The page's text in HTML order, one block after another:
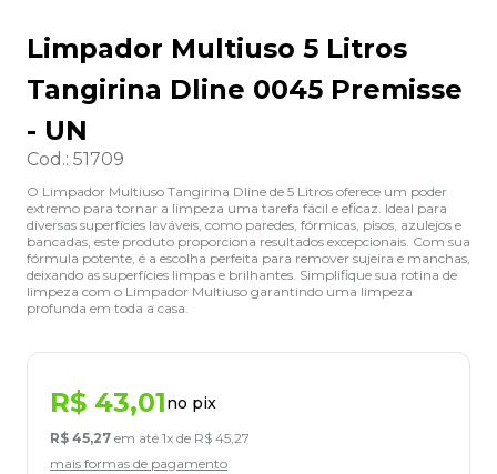
Limpador Multiuso 5 Litros
Tangirina Dline 0045 Premisse
- UN
Cod.: 51709
O Limpador Multiuso Tangirina Dline de 5 Litros oferece um poder
extremo para tornar a limpeza uma tarefa fácil e eficaz. Ideal para
diversas superfícies laváveis, como paredes, fórmicas, pisos, azulejos e
bancadas, este produto proporciona resultados excepcionais. Com sua
fórmula potente, é a escolha perfeita para remover sujeira e manchas,
deixando as superfícies limpas e brilhantes. Simplifique sua rotina de
limpeza com o Limpador Multiuso garantindo uma limpeza
profunda em toda a casa.
R$ 43,01no pix
R$ 45,27 em até 1x de R$ 45,27
mais formas de pagamento